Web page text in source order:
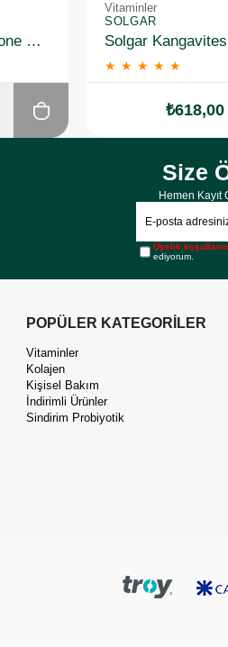
Voonka Vitamin C Glutathione Complex Efervesan 15 Tablet
Vitaminler
SOLGAR
★ ★ ★ ★ ★
₺618,00
Size
Hemen Kayıt
Üyelik
ediyorum.
POPÜLER KATEGORİLER
Vitaminler
Kolajen
Kişisel Bakım
İndirimli Ürünler
Sindirim Probiyotik